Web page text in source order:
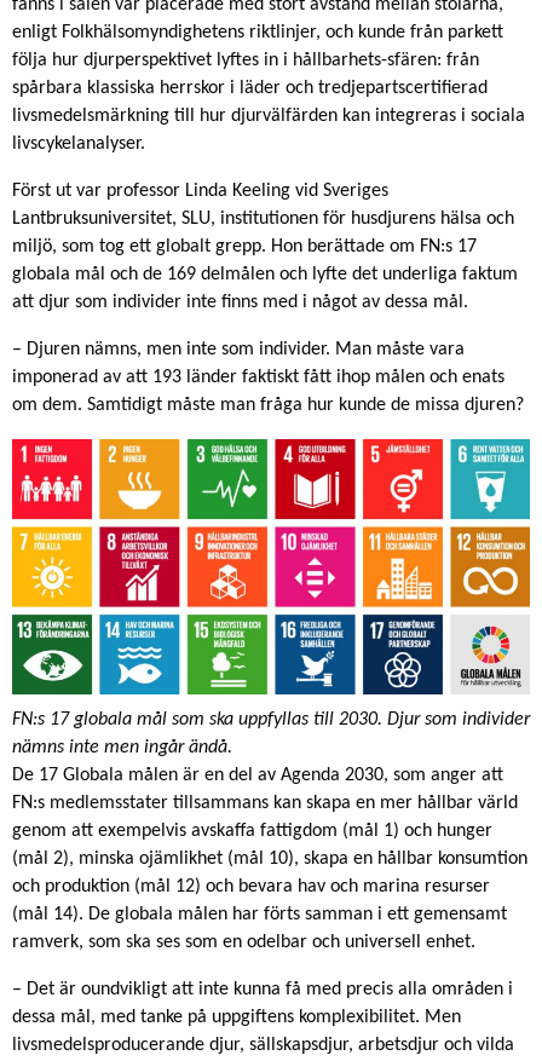
fanns i salen var placerade med stort avstånd mellan stolarna,
enligt Folkhälsomyndighetens riktlinjer, och kunde från parkett
följa hur djurperspektivet lyftes in i hållbarhets-sfären: från
spårbara klassiska herrskor i läder och tredjepartscertifierad
livsmedelsmärkning till hur djurvälfärden kan integreras i sociala
livscykelanalyser.
Först ut var professor Linda Keeling vid Sveriges
Lantbruksuniversitet, SLU, institutionen för husdjurens hälsa och
miljö, som tog ett globalt grepp. Hon berättade om FN:s 17
globala mål och de 169 delmålen och lyfte det underliga faktum
att djur som individer inte finns med i något av dessa mål.
– Djuren nämns, men inte som individer. Man måste vara
imponerad av att 193 länder faktiskt fått ihop målen och enats
om dem. Samtidigt måste man fråga hur kunde de missa djuren?
FN:s 17 globala mål som ska uppfyllas till 2030. Djur som individer
nämns inte men ingår ändå.
De 17 Globala målen är en del av Agenda 2030, som anger att
FN:s medlemsstater tillsammans kan skapa en mer hållbar värld
genom att exempelvis avskaffa fattigdom (mål 1) och hunger
(mål 2), minska ojämlikhet (mål 10), skapa en hållbar konsumtion
och produktion (mål 12) och bevara hav och marina resurser
(mål 14). De globala målen har förts samman i ett gemensamt
ramverk, som ska ses som en odelbar och universell enhet.
– Det är oundvikligt att inte kunna få med precis alla områden i
dessa mål, med tanke på uppgiftens komplexibilitet. Men
livsmedelsproducerande djur, sällskapsdjur, arbetsdjur och vilda